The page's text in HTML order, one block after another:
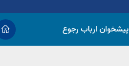
پیشخوان ارباب رجوع